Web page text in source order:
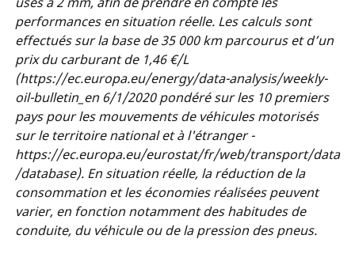
performances en situation réelle. Les calculs sont
effectués sur la base de 35 000 km parcourus et d’un
prix du carburant de 1,46 €/L
(https://ec.europa.eu/energy/data-analysis/weekly-
oil-bulletin_en 6/1/2020 pondéré sur les 10 premiers
pays pour les mouvements de véhicules motorisés
sur le territoire national et à l'étranger -
https://ec.europa.eu/eurostat/fr/web/transport/data
/database). En situation réelle, la réduction de la
consommation et les économies réalisées peuvent
varier, en fonction notamment des habitudes de
conduite, du véhicule ou de la pression des pneus.